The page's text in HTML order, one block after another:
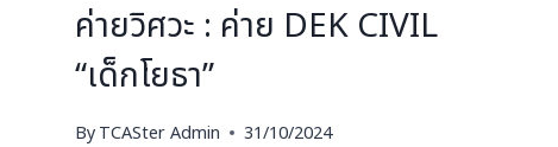
ค่ายวิศวะ : ค่าย DEK CIVIL
“เด็กโยธา”
By TCASter Admin 31/10/2024